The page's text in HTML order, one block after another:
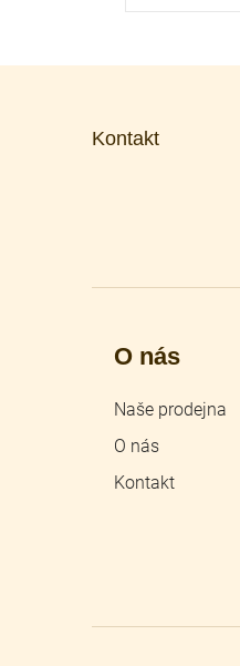
Kontakt
O nás
Naše prodejna
O nás
Kontakt